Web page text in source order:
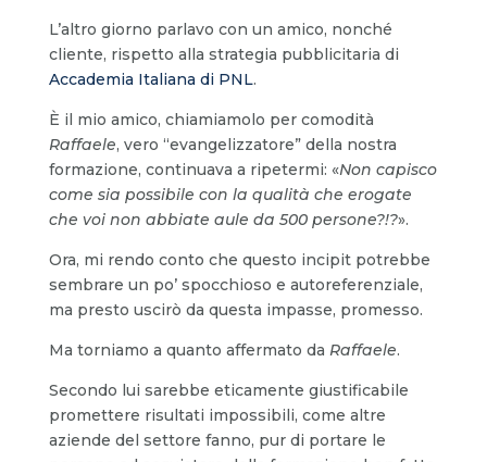
L’altro giorno parlavo con un amico, nonché
cliente, rispetto alla strategia pubblicitaria di
Accademia Italiana di PNL.
È il mio amico, chiamiamolo per comodità
Raffaele, vero “evangelizzatore” della nostra
formazione, continuava a ripetermi: «Non capisco
come sia possibile con la qualità che erogate
che voi non abbiate aule da 500 persone?!?».
Ora, mi rendo conto che questo incipit potrebbe
sembrare un po’ spocchioso e autoreferenziale,
ma presto uscirò da questa impasse, promesso.
Ma torniamo a quanto affermato da Raffaele.
Secondo lui sarebbe eticamente giustificabile
promettere risultati impossibili, come altre
aziende del settore fanno, pur di portare le